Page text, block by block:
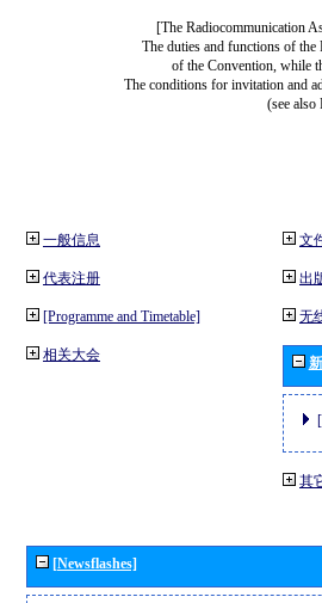
[The Radiocommunication
The duties and functions of
of the Convention, while
The conditions for invitation and
(see
一般信息
代表注册
[Programme and Timetable]
相关大会
文
出
无
其
[Newsflashes]